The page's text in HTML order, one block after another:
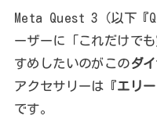
Meta Quest 3（以下『
ーザーに「これだけで
すめしたいのがこのダ
アクセサリーは『エリ
です。